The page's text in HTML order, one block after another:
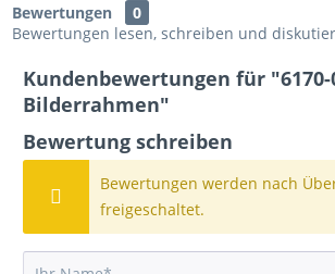
Bewertungen
0
Bewertungen lesen, schreiben und
Kundenbewertungen für "6170-
Bilderrahmen"
Bewertung schreiben
Bewertungen werden nach
freigeschaltet.